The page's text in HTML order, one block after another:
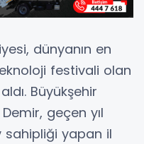
dünyanın en
festivali olan
Büyükşehir
geçen yıl
sahipliği yapan il